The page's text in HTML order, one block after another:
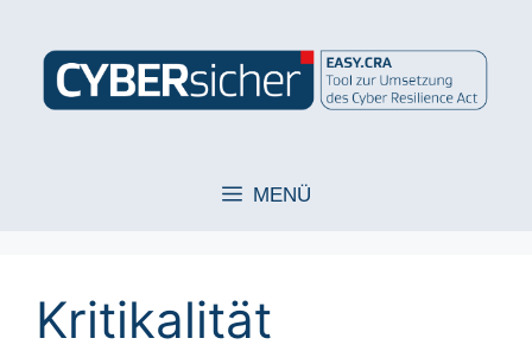
springen
MENÜ
Kritikalität